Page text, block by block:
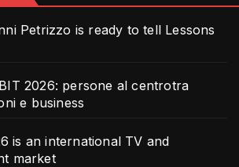
Petrizzo is ready to tell Lessons
2026: persone al centrotra
e business
is an international TV and
market